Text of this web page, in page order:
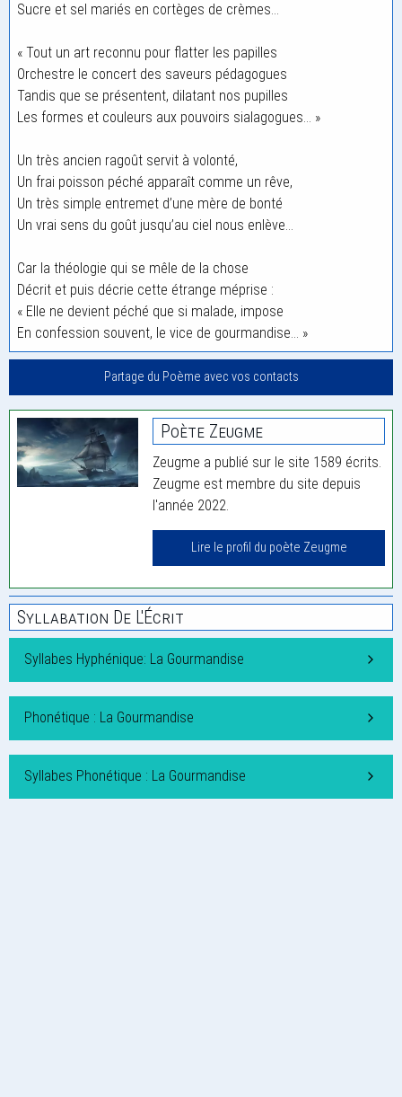
Sucre et sel mariés en cortèges de crèmes…
« Tout un art reconnu pour flatter les papilles
Orchestre le concert des saveurs pédagogues
Tandis que se présentent, dilatant nos pupilles
Les formes et couleurs aux pouvoirs sialagogues… »
Un très ancien ragoût servit à volonté,
Un frai poisson péché apparaît comme un rêve,
Un très simple entremet d’une mère de bonté
Un vrai sens du goût jusqu’au ciel nous enlève…
Car la théologie qui se mêle de la chose
Décrit et puis décrie cette étrange méprise :
« Elle ne devient péché que si malade, impose
En confession souvent, le vice de gourmandise… »
Partage du Poème avec vos contacts
Poète Zeugme
Zeugme a publié sur le site 1589 écrits.
Zeugme est membre du site depuis
l'année 2022.
Lire le profil du poète Zeugme
Syllabation De L'Écrit
Syllabes Hyphénique: La Gourmandise
Phonétique : La Gourmandise
Syllabes Phonétique : La Gourmandise